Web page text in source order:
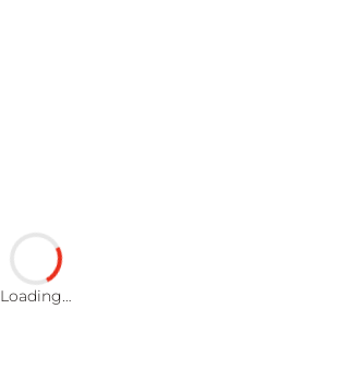
Loading…